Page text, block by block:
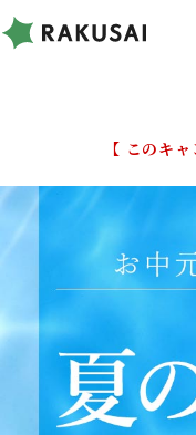
【 このキ